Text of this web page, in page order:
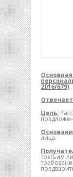
2016/679)
Отвечает
Цель:
лица.
третьим